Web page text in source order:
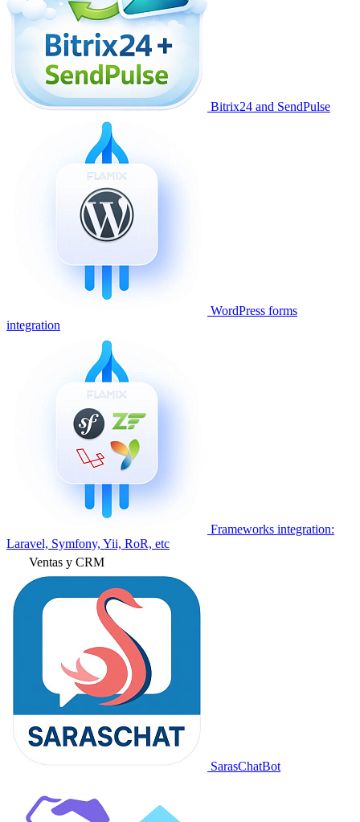
Bitrix24 and SendPulse
WordPress forms
integration
Frameworks integration:
Laravel, Symfony, Yii, RoR, etc
Ventas y CRM
SarasChatBot